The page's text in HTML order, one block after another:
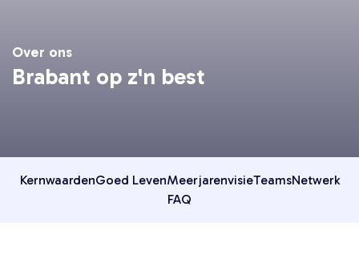
Over ons
Brabant op z'n best
KernwaardenGoed LevenMeerjarenvisieTeamsNetwerk
FAQ